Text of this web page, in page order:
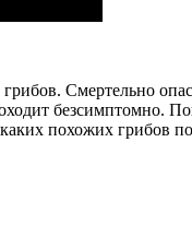
Смертельно
безсимптомно.
похожих грибов